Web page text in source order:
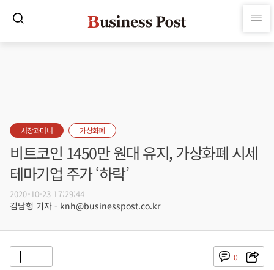
시장과머니 가상화폐
비트코인 1450만 원대 유지, 가상화폐 시세
테마기업 주가 ‘하락’
2020-10-23 17:29:44
김남형 기자 - knh@businesspost.co.kr
0